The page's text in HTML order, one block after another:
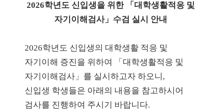
2026학년도 신입생을 위한 「대학생활적응 및
자기이해검사」수검 실시 안내
2026학년도 신입생의 대학생활 적응 및
자기이해 증진을 위하여 「대학생활적응 및
자기이해검사 」를 실시하고자 하오니,
신입생 학생들은 아래의 내용을 참고하시어
검사를 진행하여 주시기 바랍니다.